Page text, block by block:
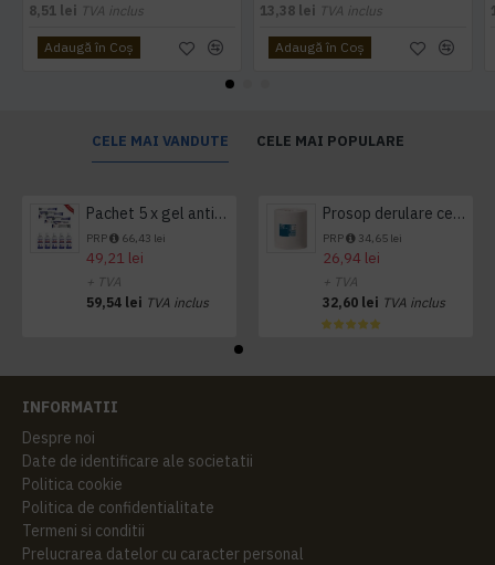
8,51 lei TVA inclus
Adaugă în Coş
13,38 lei TVA inclus
Adaugă în Coş
CELE MAI VANDUTE CELE MAI POPULARE
Pachet 5 x gel antibacterian 50ml si 3 x Servetele antibacteriene 48 buc Hygienium
PRP 66,43 lei
49,21 lei
+ TVA
59,54 lei TVA inclus
Prosop derulare centrala 1 pliu, 300 m Tork
PRP 34,65 lei
26,94 lei
+ TVA
32,60 lei TVA inclus
INFORMATII
Despre noi
Date de identificare ale societatii
Politica cookie
Politica de confidentialitate
Termeni si conditii
Prelucrarea datelor cu caracter personal